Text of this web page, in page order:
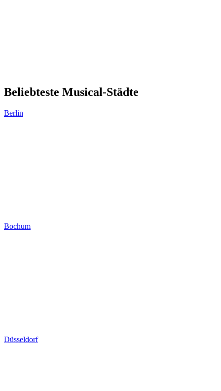
Beliebteste Musical-Städte
Berlin
Bochum
Düsseldorf